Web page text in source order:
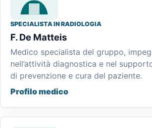
SPECIALISTA IN RADIOLOGIA
F. De Matteis
Medico specialista del gruppo,
nell’attività diagnostica e nel
di prevenzione e cura del paziente.
Profilo medico